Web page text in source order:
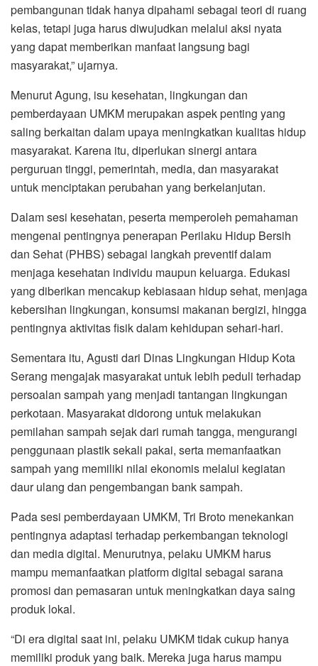
pembangunan tidak hanya dipahami sebagai teori di ruang
kelas, tetapi juga harus diwujudkan melalui aksi nyata
yang dapat memberikan manfaat langsung bagi
masyarakat,” ujarnya.
Menurut Agung, isu kesehatan, lingkungan dan
pemberdayaan UMKM merupakan aspek penting yang
saling berkaitan dalam upaya meningkatkan kualitas hidup
masyarakat. Karena itu, diperlukan sinergi antara
perguruan tinggi, pemerintah, media, dan masyarakat
untuk menciptakan perubahan yang berkelanjutan.
Dalam sesi kesehatan, peserta memperoleh pemahaman
mengenai pentingnya penerapan Perilaku Hidup Bersih
dan Sehat (PHBS) sebagai langkah preventif dalam
menjaga kesehatan individu maupun keluarga. Edukasi
yang diberikan mencakup kebiasaan hidup sehat, menjaga
kebersihan lingkungan, konsumsi makanan bergizi, hingga
pentingnya aktivitas fisik dalam kehidupan sehari-hari.
Sementara itu, Agusti dari Dinas Lingkungan Hidup Kota
Serang mengajak masyarakat untuk lebih peduli terhadap
persoalan sampah yang menjadi tantangan lingkungan
perkotaan. Masyarakat didorong untuk melakukan
pemilahan sampah sejak dari rumah tangga, mengurangi
penggunaan plastik sekali pakai, serta memanfaatkan
sampah yang memiliki nilai ekonomis melalui kegiatan
daur ulang dan pengembangan bank sampah.
Pada sesi pemberdayaan UMKM, Tri Broto menekankan
pentingnya adaptasi terhadap perkembangan teknologi
dan media digital. Menurutnya, pelaku UMKM harus
mampu memanfaatkan platform digital sebagai sarana
promosi dan pemasaran untuk meningkatkan daya saing
produk lokal.
“Di era digital saat ini, pelaku UMKM tidak cukup hanya
memiliki produk yang baik. Mereka juga harus mampu